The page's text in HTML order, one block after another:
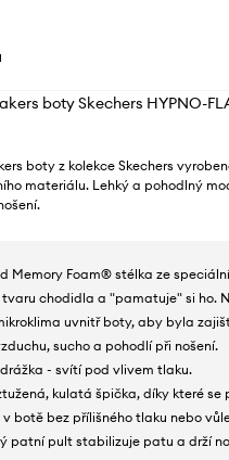
boty Skechers HYPNO-
boty z kolekce Skechers
materiálu. Lehký a pohodlný
Memory Foam® stélka ze
tvaru chodidla a "pamatuje" si ho.
uvnitř boty, aby byla
sucho a pohodlí při nošení.
- svítí pod vlivem tlaku.
kulatá špička, díky které se
botě bez přílišného tlaku nebo
patní pult stabilizuje patu a drží